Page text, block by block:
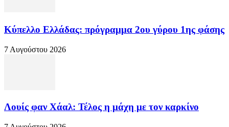
Κύπελλο Ελλάδας: πρόγραμμα 2ου γύρου 1ης φάσης
7 Αυγούστου 2026
Λουίς φαν Χάαλ: Τέλος η μάχη με τον καρκίνο